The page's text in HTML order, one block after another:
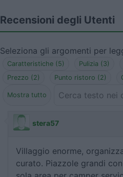
Recensioni degli Utenti
Seleziona gli argomenti per
Caratteristiche (5) Pulizia (3)
Prezzo (2)
Punto ristoro (2)
Mostra tutto
stera57
Villaggio enorme,
curato. Piazzole grandi